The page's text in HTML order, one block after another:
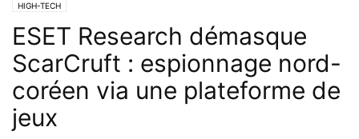
HIGH-TECH
ESET Research démasque
ScarCruft : espionnage nord-
coréen via une plateforme de
jeux